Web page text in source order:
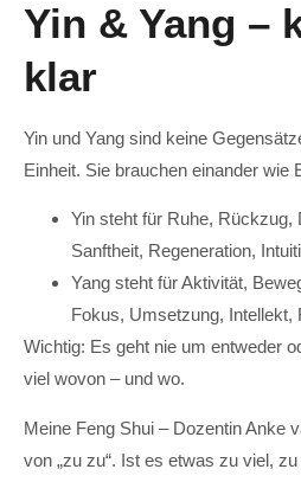
Yin & Yang –
klar
Yin und Yang sind keine
Einheit. Sie brauchen einander wie
Yin steht für Ruhe, Rückzug,
Sanftheit, Regeneration,
Yang steht für Aktivität,
Fokus, Umsetzung, Intellekt,
Wichtig: Es geht nie um entweder
viel wovon – und wo.
Meine Feng Shui – Dozentin Anke
von „zu zu“. Ist es etwas zu viel,